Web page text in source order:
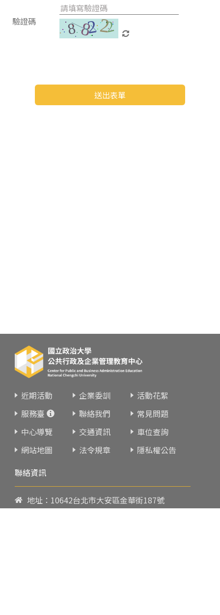
驗證碼
送出表單
近期活動 企業委訓
活動花絮
服務臺
聯絡我們
常見問題
中心導覽
交通資訊
車位查詢
網站地圖
法令規章
隱私權公告
聯絡資訊
地址：10642台北市大安區金華街187號